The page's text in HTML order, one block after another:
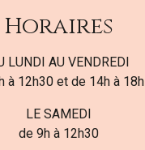
Horaires
LUNDI AU VENDREDI
à 12h30 et de 14h à 18h
LE SAMEDI
de 9h à 12h30